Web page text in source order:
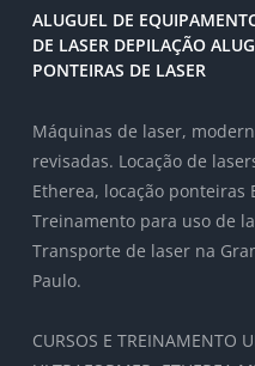
ALUGUEL DE
DE LASER DEPILAÇÃO
PONTEIRAS DE LASER
Máquinas de laser,
revisadas. Locação de
Etherea, locação ponteiras
Treinamento para uso de
Transporte de laser na
Paulo.
CURSOS E TREINAMENTO